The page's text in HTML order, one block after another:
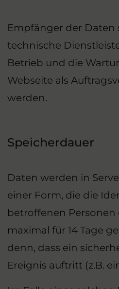
Empfänger der Daten
technische
Betrieb und die
Webseite als
werden.
Speicherdauer
Daten werden in
einer Form, die die
betroffenen Personen
maximal für 14 Tage
denn, dass ein
Ereignis auftritt (z.B.